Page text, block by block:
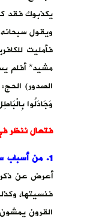
ويقول
فأمليت
مشيد* أفلم
وَجَادَلُوا
فتعال ننظر
1. من أسباب سقوط الدول: الكفر، والإعراض عن الله تعالى
أعرض عن
فنسيتها،